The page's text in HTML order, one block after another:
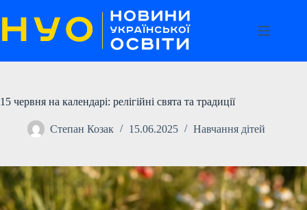
до
вмісту
15 червня на календарі: релігійні свята та традиції
Степан Козак 15.06.2025 Навчання дітей